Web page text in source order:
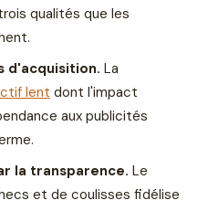
qualités que les
d'acquisition. La
lent dont l'impact
aux publicités
la transparence. Le
et de coulisses fidélise